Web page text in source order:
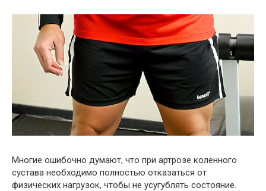
Многие ошибочно думают, что при артрозе коленного
сустава необходимо полностью отказаться от
физических нагрузок, чтобы не усугублять состояние.